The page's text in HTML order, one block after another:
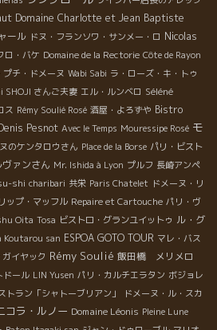
Domaine Charlotte et Jean Baptiste
ール ドヌ・フランソワ・サンメー・ロ Nicolas
ロ・バケ Domaine de la Rectorie Côte de Rayon
プチ・ドメーヌ Wabi Sabi ラ・ローズ・キ・トゥ
SHOJI さんご夫妻 エル・ルンベロ Séléné
ス Rémy Soulié Rosé 酒屋・よろずや Bistro
Pesnot Avec le Temps Mouressipe Rosé モ
のケンタロウさん Place de la Borse パリ・ビスト
ヴァンさん Mr. Ishida à Lyon プルフ 長崎アンペ
shi charibari 共栄 Paris Chatelet ドメーヌ・リ
ップ・マッフル Repaire et Cartouche パリ・ヴ
Oita Tosa ビストロ・グランユイットゥ ル・グ
Koutarou san ESPOA GOTO TOUR マレ・バス
ガイヤック Rémy Soulié 飯田橋 メリメロ
ドール LIN Yusen パリ・カルチエラタン ボジョレ
トラン「シャトーブリアン」
ドメーヌ・ル・スカ
コラ・ルノー Domaine Léonis Pleine Lune